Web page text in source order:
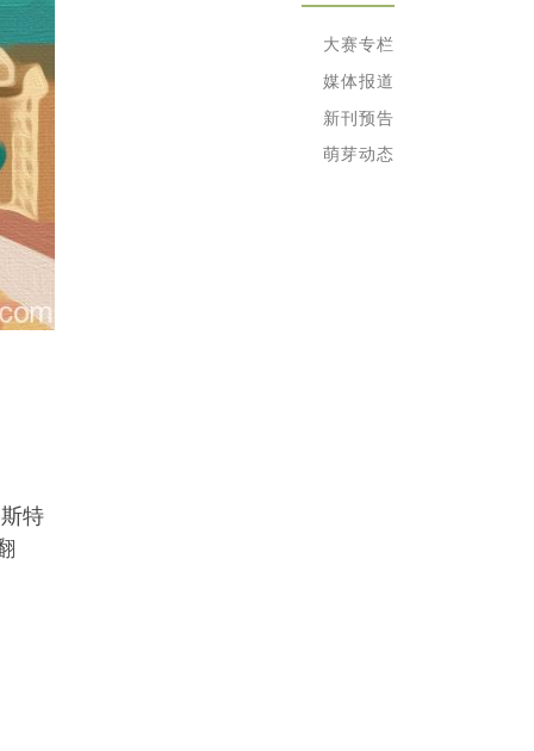
特
大赛专栏
媒体报道
新刊预告
萌芽动态